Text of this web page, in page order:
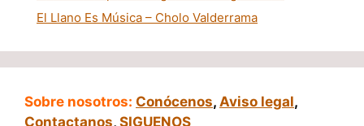
El Llano Es Música – Cholo Valderrama
Sobre nosotros: Conócenos, Aviso legal,
Contactanos, SIGUENOS